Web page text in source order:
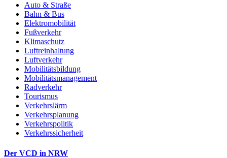
Auto & Straße
Bahn & Bus
Elektromobilität
Fußverkehr
Klimaschutz
Luftreinhaltung
Luftverkehr
Mobilitätsbildung
Mobilitätsmanagement
Radverkehr
Tourismus
Verkehrslärm
Verkehrsplanung
Verkehrspolitik
Verkehrssicherheit
Der VCD in NRW